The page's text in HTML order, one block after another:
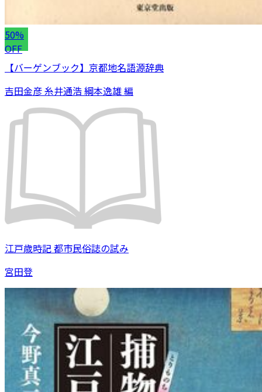
50%
OFF
【バーゲンブック】京都地名語源辞典
吉田金彦 糸井通浩 綱本逸雄 編
江戸歳時記 都市民俗誌の試み
宮田登